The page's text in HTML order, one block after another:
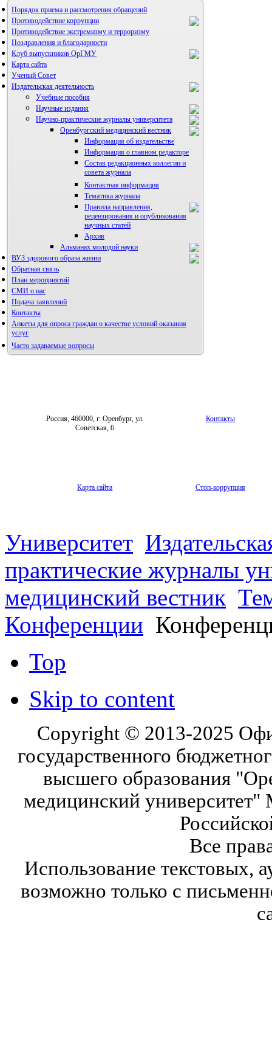
Порядок приема и рассмотрения обращений
Противодействие коррупции
Противодействие экстремизму и терроризму
Поздравления и благодарности
Клуб выпускников ОрГМУ
Карта сайта
Ученый Совет
Издательская деятельность
Учебные пособия
Научные издания
Научно-практические журналы университета
Оренбургский медицинский вестник
Информация об издательстве
Информация о главном редакторе
Состав редакционных коллегии и
совета журнала
Контактная информация
Тематика журнала
Правила направления,
рецензирования и опубликования
научных статей
Архив
Альманах молодой науки
Редакция журнала
ВУЗ здорового образа жизни
Фотогалерея
Обратная связь
План мероприятий
СМИ о нас
Подача заявлений
Контакты
Анкеты для опроса граждан о качестве условий оказания
услуг
Часто задаваемые вопросы
Россия, 460000, г. Оренбург, ул.
Советская, 6
Контакты
Карта сайта Стоп-коррупция
Университет
практические журналы
медицинский вестник
Конференции
Top
Skip to content
Copyright © 2013-2025
государственного
высшего образования
медицинский университет"
Все
Использование текстовых,
возможно только с